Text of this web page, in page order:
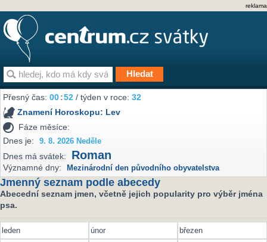
reklama
Přesný čas:00 52 / týden v roce:32
Znamení Horoskopu: Lev
Fáze měsíce:
Dnes je:
9. 8. 2026 Neděle
Dnes má svátek: Roman
Významné dny: Mezinárodní den původního obyvatelstva
Jmenný seznam podle abecedy
Abecední seznam jmen, včetně jejich popularity pro výběr jména
psa.
leden únor
březen